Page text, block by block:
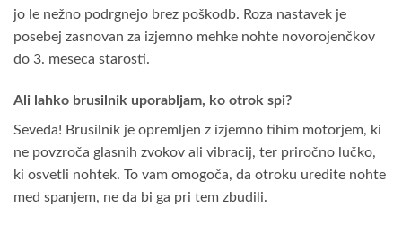
jo le nežno podrgnejo brez poškodb. Roza nastavek je
posebej zasnovan za izjemno mehke nohte novorojenčkov
do 3. meseca starosti.
Ali lahko brusilnik uporabljam, ko otrok spi?
Seveda! Brusilnik je opremljen z izjemno tihim motorjem, ki
ne povzroča glasnih zvokov ali vibracij, ter priročno lučko,
ki osvetli nohtek. To vam omogoča, da otroku uredite nohte
med spanjem, ne da bi ga pri tem zbudili.